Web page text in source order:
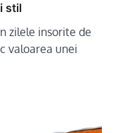
stil
zilele insorite de
valoarea unei